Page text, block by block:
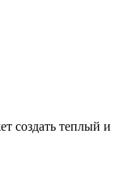
создать теплый и